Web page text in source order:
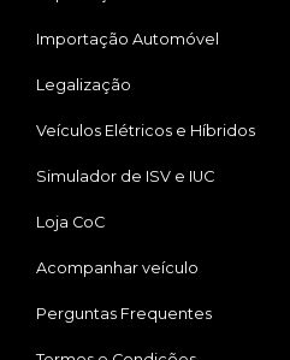
Importação Automóvel
Legalização
Veículos Elétricos e Híbridos
Simulador de ISV e IUC
Loja CoC
Acompanhar veículo
Perguntas Frequentes